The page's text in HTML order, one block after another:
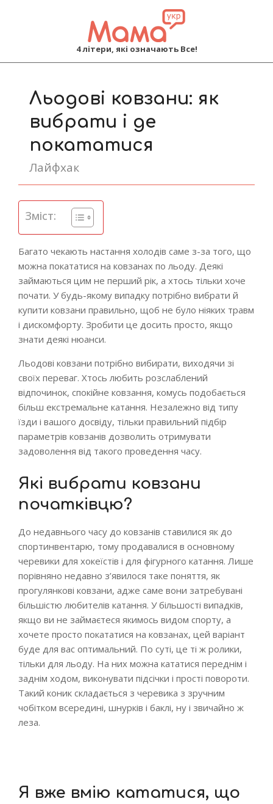
4 літери, які означають Все!
Льодові ковзани: як
вибрати і де
покататися
Лайфхак
Зміст:
Багато чекають настання холодів саме з-за того, що
можна покататися на ковзанах по льоду. Деякі
займаються цим не перший рік, а хтось тільки хоче
почати. У будь-якому випадку потрібно вибрати й
купити ковзани правильно, щоб не було ніяких травм
і дискомфорту. Зробити це досить просто, якщо
знати деякі нюанси.
Льодові ковзани потрібно вибирати, виходячи зі
своїх переваг. Хтось любить розслаблений
відпочинок, спокійне ковзання, комусь подобається
більш екстремальне катання. Незалежно від типу
їзди і вашого досвіду, тільки правильний підбір
параметрів ковзанів дозволить отримувати
задоволення від такого проведення часу.
Які вибрати ковзани
початківцю?
До недавнього часу до ковзанів ставилися як до
спортинвентарю, тому продавалися в основному
черевики для хокеїстів і для фігурного катання. Лише
порівняно недавно з’явилося таке поняття, як
прогулянкові ковзани, адже саме вони затребувані
більшістю любителів катання. У більшості випадків,
якщо ви не займаєтеся якимось видом спорту, а
хочете просто покататися на ковзанах, цей варіант
буде для вас оптимальний. По суті, це ті ж ролики,
тільки для льоду. На них можна кататися переднім і
заднім ходом, виконувати підсічки і прості повороти.
Такий коник складається з черевика з зручним
чобітком всередині, шнурків і баклі, ну і звичайно ж
леза.
Я вже вмію кататися, що